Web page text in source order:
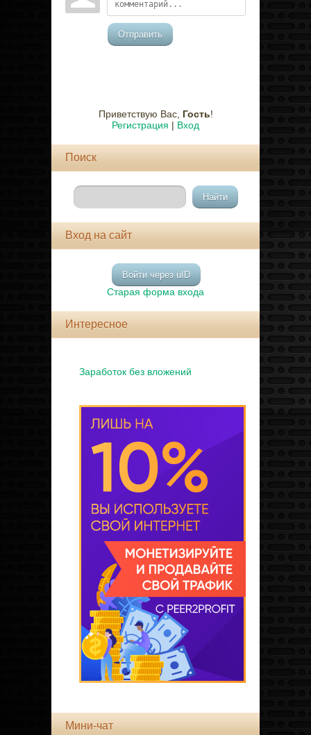
Отправить
Приветствую Вас, Гость!
Регистрация | Вход
Поиск
Вход на сайт
Войти через uID
Старая форма входа
Интересное
Заработок без вложений
Мини-чат